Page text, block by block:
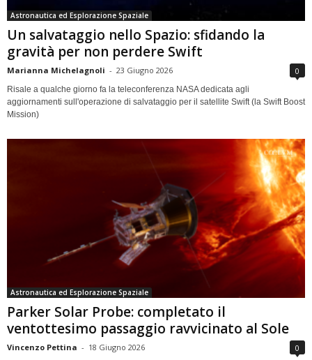
Astronautica ed Esplorazione Spaziale
Un salvataggio nello Spazio: sfidando la
gravità per non perdere Swift
Marianna Michelagnoli - 23 Giugno 2026 0
Risale a qualche giorno fa la teleconferenza NASA dedicata agli
aggiornamenti sull'operazione di salvataggio per il satellite Swift (la Swift Boost
Mission)
Astronautica ed Esplorazione Spaziale
Parker Solar Probe: completato il
ventottesimo passaggio ravvicinato al Sole
Vincenzo Pettina - 18 Giugno 2026 0